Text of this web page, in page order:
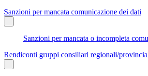
Sanzioni per mancata comunicazione dei dati
Sanzioni per mancata o incompleta
Rendiconti gruppi consiliari regionali/